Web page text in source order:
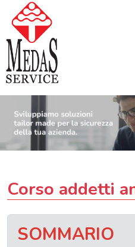
Corso addetti
SOMMARIO